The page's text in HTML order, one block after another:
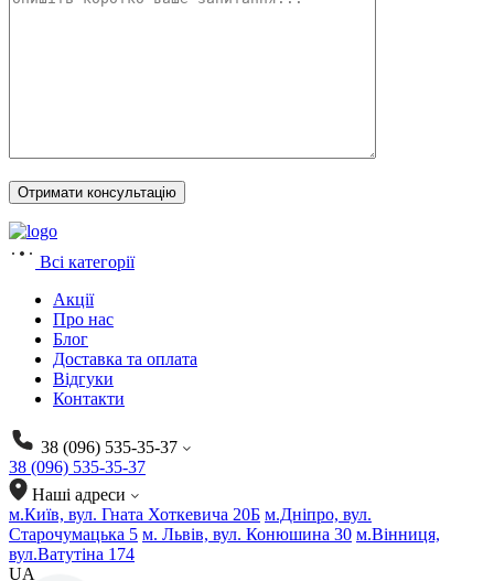
Всі категорії
Акції
Про нас
Блог
Доставка та оплата
Відгуки
Контакти
38 (096) 535-35-37
38 (096) 535-35-37
Наші адреси
м.Київ, вул. Гната Хоткевича 20Б м.Дніпро, вул.
Старочумацька 5 м. Львів, вул. Конюшина 30 м.Вінниця,
вул.Ватутіна 174
UA